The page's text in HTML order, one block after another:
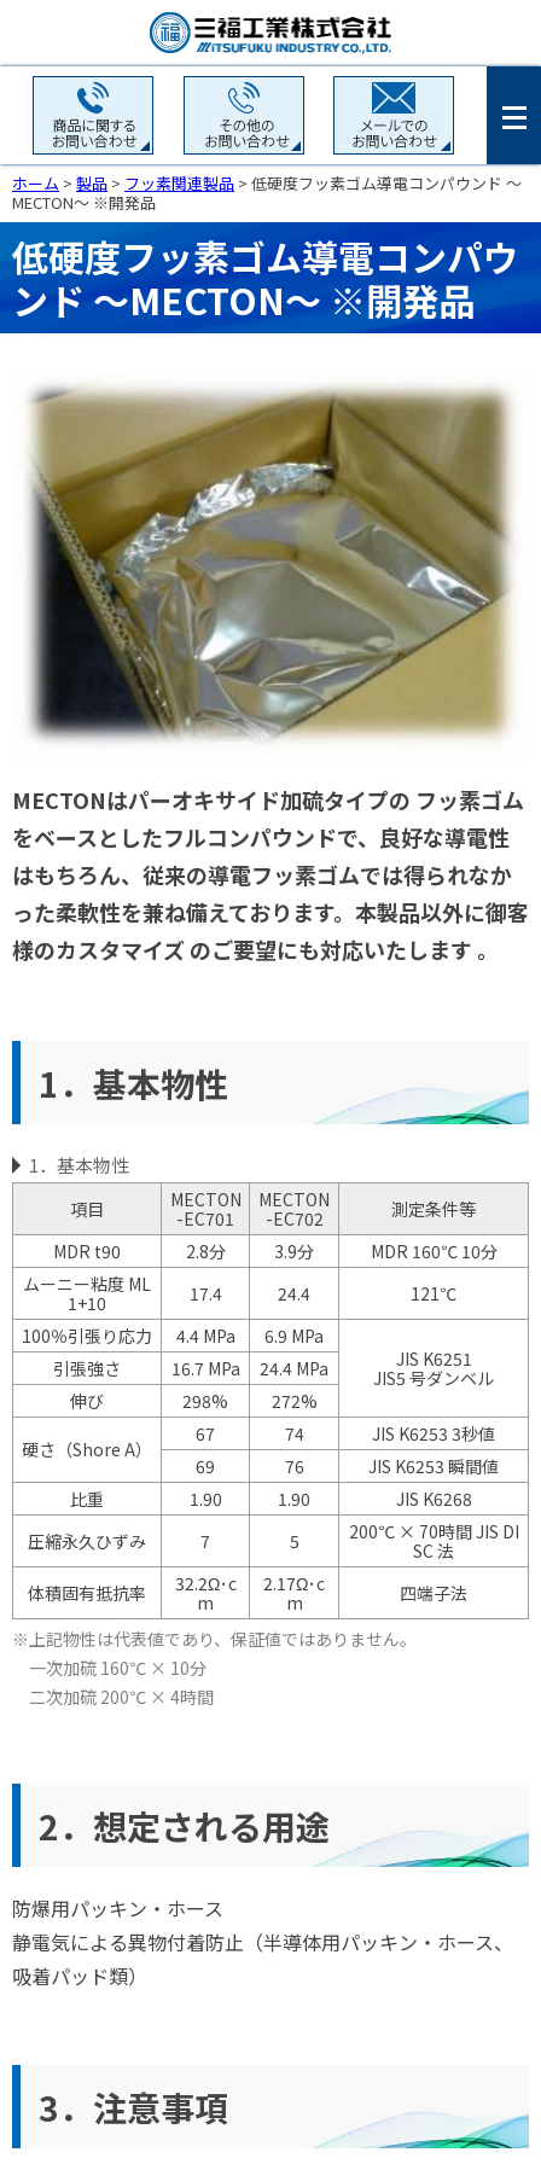
ホーム > 製品 > フッ素関連製品 > 低硬度フッ素ゴム導電コンパウンド ～
MECTON～ ※開発品
低硬度フッ素ゴム導電コンパウ
ンド ～MECTON～ ※開発品
MECTONはパーオキサイド加硫タイプの フッ素ゴム
をベースとしたフルコンパウンドで、良好な導電性
はもちろん、従来の導電フッ素ゴムでは得られなか
った柔軟性を兼ね備えております。本製品以外に御客
様のカスタマイズ のご要望にも対応いたします 。
1．基本物性
1．基本物性
項目
MECTON
-EC701
MECTON
-EC702
測定条件等
MDR t90
2.8分 3.9分
MDR 160℃ 10分
ムーニー粘度 ML
1+10
17.4 24.4
121℃
100％引張り応力
4.4 MPa
6.9 MPa
JIS K6251
JIS5 号ダンベル
引張強さ 16.7 MPa
24.4 MPa
伸び
298%
272%
硬さ（Shore A）
67 74
JIS K6253 3秒値
69
76
JIS K6253 瞬間値
比重
1.90 1.90
JIS K6268
圧縮永久ひずみ
7 5
200℃ × 70時間 JIS DI
SC 法
体積固有抵抗率
32.2Ω･c
m
2.17Ω･c
m
四端子法
※上記物性は代表値であり、保証値ではありません。
一次加硫 160℃ × 10分
二次加硫 200℃ × 4時間
2．想定される用途
防爆用パッキン・ホース
静電気による異物付着防止（半導体用パッキン・ホース、
吸着パッド類）
3．注意事項